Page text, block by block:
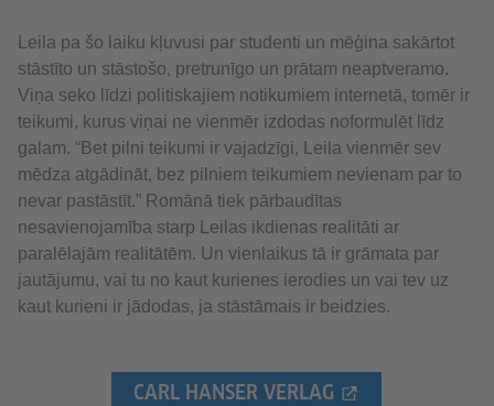
Leila pa šo laiku kļuvusi par studenti un mēģina sakārtot
stāstīto un stāstošo, pretrunīgo un prātam neaptveramo.
Viņa seko līdzi politiskajiem notikumiem internetā, tomēr ir
teikumi, kurus viņai ne vienmēr izdodas noformulēt līdz
galam. “Bet pilni teikumi ir vajadzīgi, Leila vienmēr sev
mēdza atgādināt, bez pilniem teikumiem nevienam par to
nevar pastāstīt.” Romānā tiek pārbaudītas
nesavienojamība starp Leilas ikdienas realitāti ar
paralēlajām realitātēm. Un vienlaikus tā ir grāmata par
jautājumu, vai tu no kaut kurienes ierodies un vai tev uz
kaut kurieni ir jādodas, ja stāstāmais ir beidzies.
CARL HANSER VERLAG